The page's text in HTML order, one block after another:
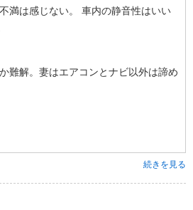
満は感じない。 車内の静音性はいい
難解。妻はエアコンとナビ以外は諦め
続きを見る